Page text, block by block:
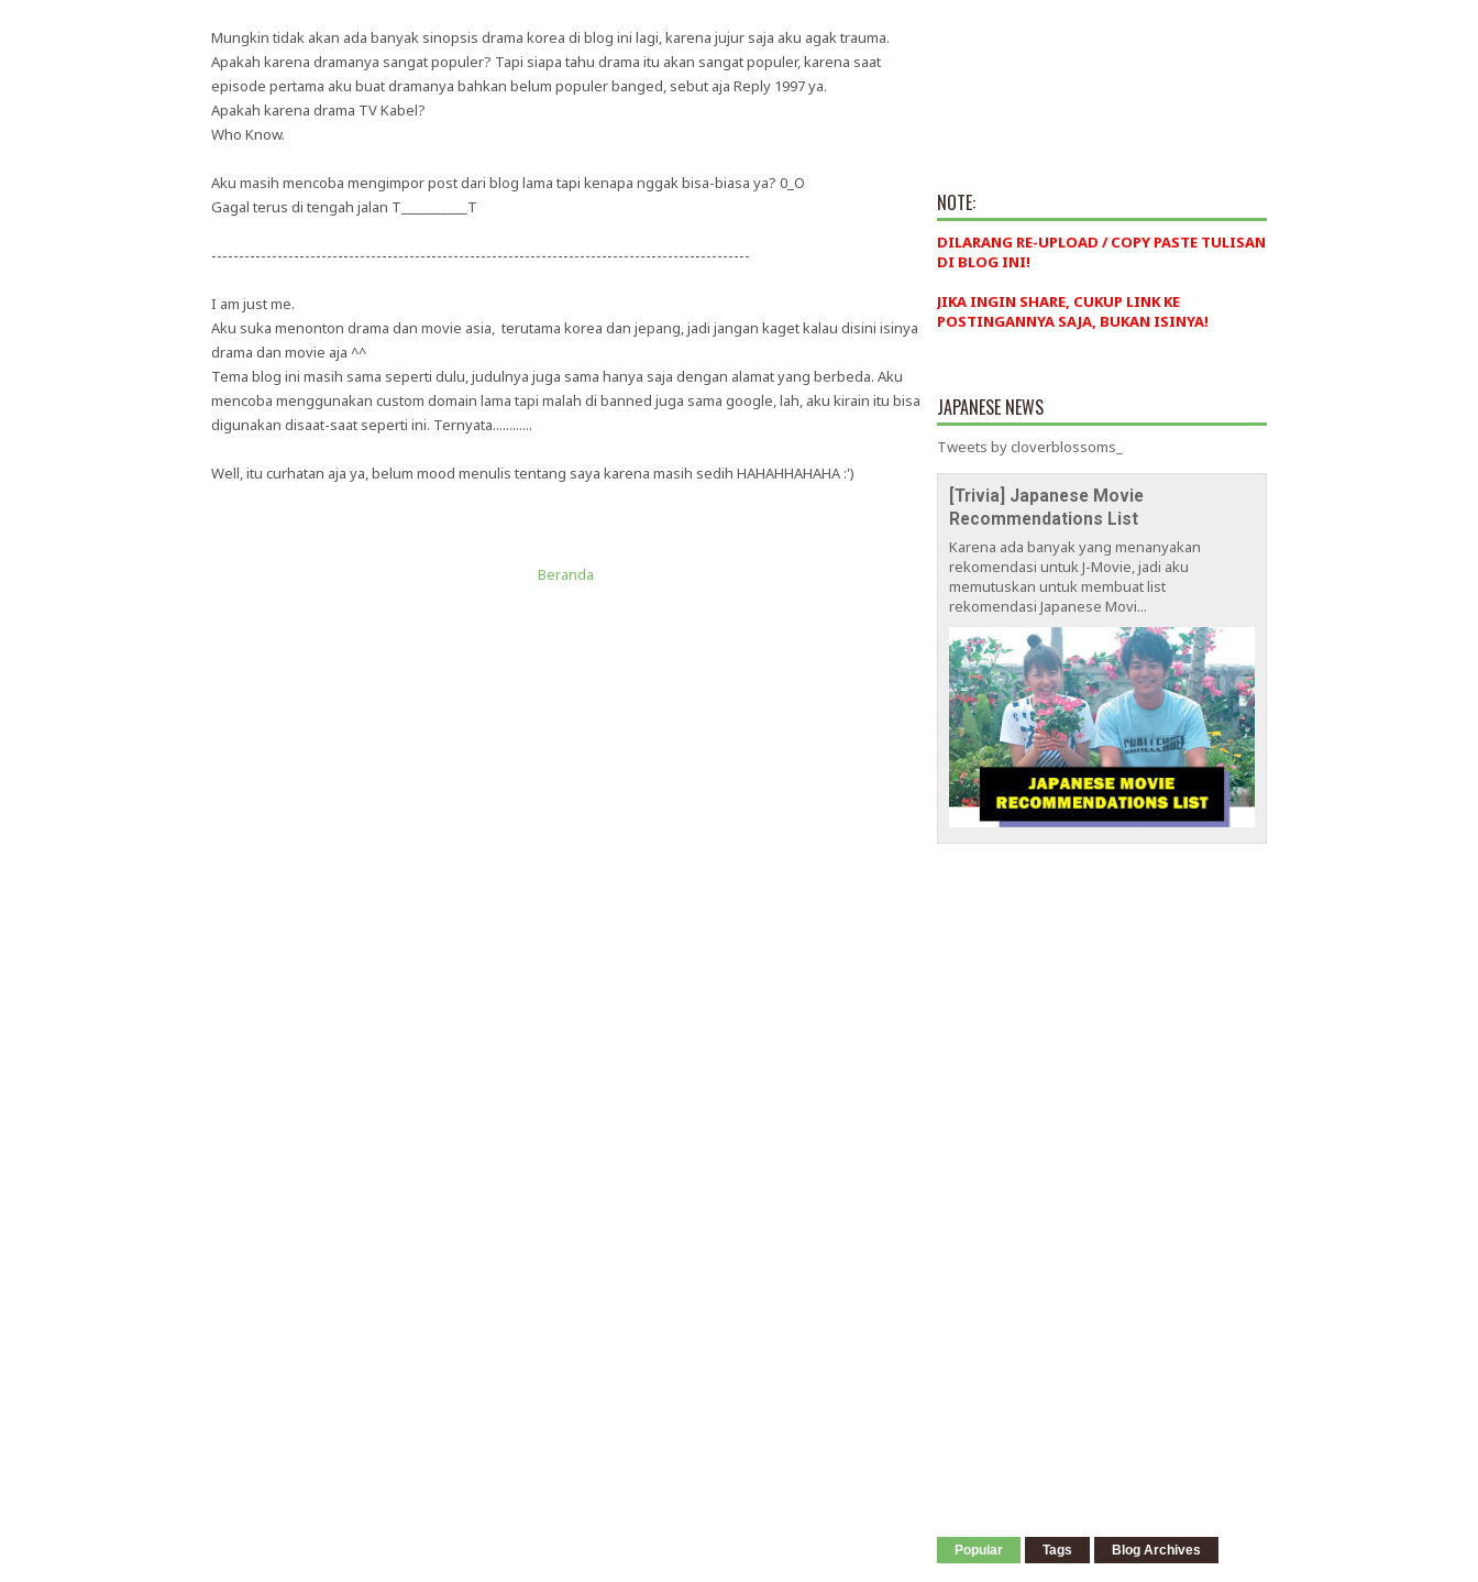
Mungkin tidak akan ada banyak sinopsis drama korea di blog ini lagi, karena jujur saja aku agak trauma.
Apakah karena dramanya sangat populer? Tapi siapa tahu drama itu akan sangat populer, karena saat
episode pertama aku buat dramanya bahkan belum populer banged, sebut aja Reply 1997 ya.
Apakah karena drama TV Kabel?
Who Know.
Aku masih mencoba mengimpor post dari blog lama tapi kenapa nggak bisa-biasa ya? 0_O
Gagal terus di tengah jalan T__________T
--------------------------------------------------------------------------------------------------
I am just me.
Aku suka menonton drama dan movie asia, terutama korea dan jepang, jadi jangan kaget kalau disini isinya
drama dan movie aja ^^
Tema blog ini masih sama seperti dulu, judulnya juga sama hanya saja dengan alamat yang berbeda. Aku
mencoba menggunakan custom domain lama tapi malah di banned juga sama google, lah, aku kirain itu bisa
digunakan disaat-saat seperti ini. Ternyata............
Well, itu curhatan aja ya, belum mood menulis tentang saya karena masih sedih HAHAHHAHAHA :')
Beranda
NOTE:
DILARANG RE-UPLOAD / COPY PASTE TULISAN
DI BLOG INI!
JIKA INGIN SHARE, CUKUP LINK KE
POSTINGANNYA SAJA, BUKAN ISINYA!
JAPANESE NEWS
Tweets by cloverblossoms_
[Trivia] Japanese Movie
Recommendations List
Karena ada banyak yang menanyakan
rekomendasi untuk J-Movie, jadi aku
memutuskan untuk membuat list
rekomendasi Japanese Movi...
Popular Tags Blog Archives